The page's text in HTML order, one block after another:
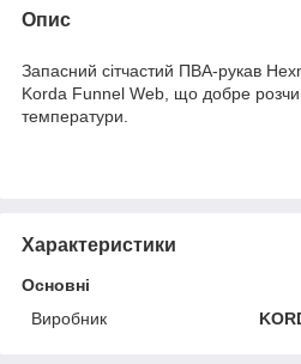
Опис
Запасний сітчастий ПВА-рукав
Korda Funnel Web, що добре
температури.
Характеристики
Основні
Виробник